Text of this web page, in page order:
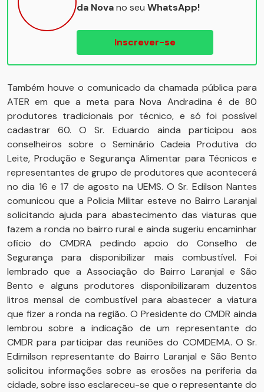
da Novano seu WhatsApp!
Inscrever-se
Também houve o comunicado da chamada pública para
ATER em que a meta para Nova Andradina é de 80
produtores tradicionais por técnico, e só foi possível
cadastrar 60. O Sr. Eduardo ainda participou aos
conselheiros sobre o Seminário Cadeia Produtiva do
Leite, Produção e Segurança Alimentar para Técnicos e
representantes de grupo de produtores que acontecerá
no dia 16 e 17 de agosto na UEMS. O Sr. Edilson Nantes
comunicou que a Policia Militar esteve no Bairro Laranjal
solicitando ajuda para abastecimento das viaturas que
fazem a ronda no bairro rural e ainda sugeriu encaminhar
oficio do CMDRA pedindo apoio do Conselho de
Segurança para disponibilizar mais combustível. Foi
lembrado que a Associação do Bairro Laranjal e São
Bento e alguns produtores disponibilizaram duzentos
litros mensal de combustível para abastecer a viatura
que fizer a ronda na região. O Presidente do CMDR ainda
lembrou sobre a indicação de um representante do
CMDR para participar das reuniões do COMDEMA. O Sr.
Edimilson representante do Bairro Laranjal e São Bento
solicitou informações sobre as erosões na periferia da
cidade, sobre isso esclareceu-se que o representante do